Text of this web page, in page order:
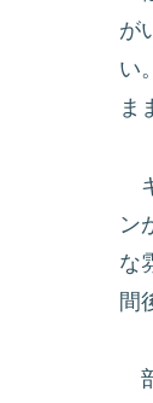
が
い
ま
ン
な
間